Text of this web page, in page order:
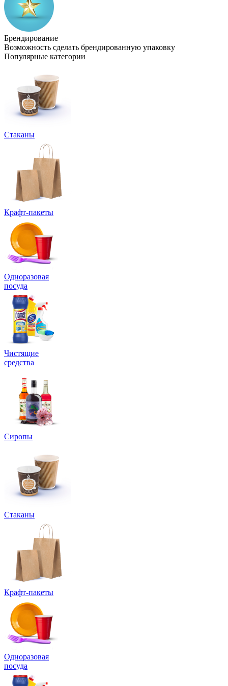
Брендирование
Возможность сделать брендированную упаковку
Популярные категории
Стаканы
Крафт-пакеты
Одноразовая
посуда
Чистящие
средства
Сиропы
Стаканы
Крафт-пакеты
Одноразовая
посуда